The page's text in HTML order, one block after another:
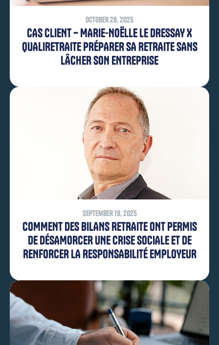
October 28, 2025
CAS CLIENT – MARIE-NOËLLE LE DRESSAY X
QUALIRETRAITE PRÉPARER SA RETRAITE SANS
LÂCHER SON ENTREPRISE
September 19, 2025
COMMENT DES BILANS RETRAITE ONT PERMIS
DE DÉSAMORCER UNE CRISE SOCIALE ET DE
RENFORCER LA RESPONSABILITÉ EMPLOYEUR